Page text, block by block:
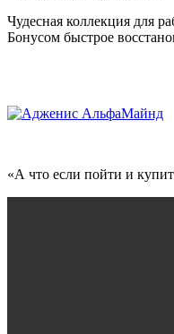
Чудесная коллекция для
Бонусом быстрое
«А что если пойти и